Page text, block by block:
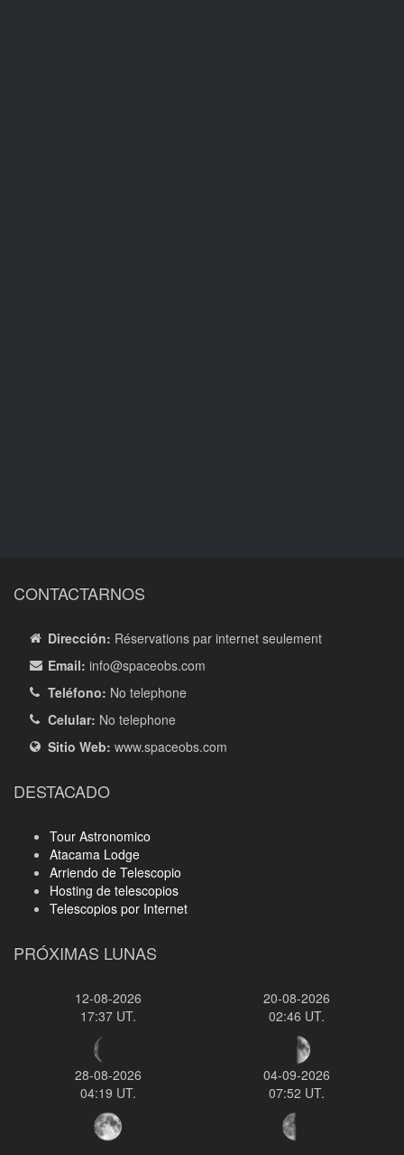
CONTACTARNOS
Dirección: Réservations par internet seulement
Email: info@spaceobs.com
Teléfono: No telephone
Celular: No telephone
Sitio Web: www.spaceobs.com
DESTACADO
Tour Astronomico
Atacama Lodge
Arriendo de Telescopio
Hosting de telescopios
Telescopios por Internet
PRÓXIMAS LUNAS
12-08-2026
17:37 UT.
20-08-2026
02:46 UT.
28-08-2026
04:19 UT.
04-09-2026
07:52 UT.